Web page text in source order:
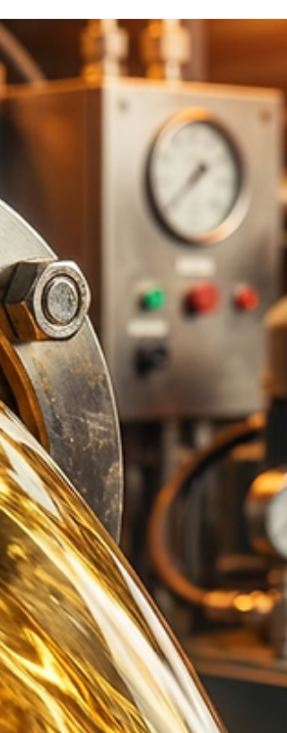
consolidado como una empresa especializada y
confiable en este sector, ofreciendo soluciones
técnicas avanzadas para la limpieza,
y recuperación de sistemas industriales. Con
amplia experiencia en proyectos de alta co